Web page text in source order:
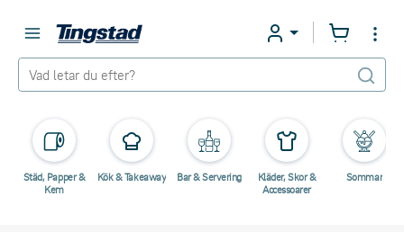
Städ, Papper &
Kem
Kök & Takeaway Bar & Servering
Kläder, Skor &
Accessoarer
Sommar